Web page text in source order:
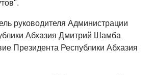
руководителя Администрации
Абхазия Дмитрий Шамба
Президента Республики Абхазия